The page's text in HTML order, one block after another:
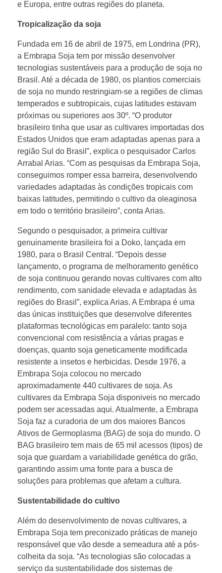
e Europa, entre outras regiões do planeta.
Tropicalização da soja
Fundada em 16 de abril de 1975, em Londrina (PR),
a Embrapa Soja tem por missão desenvolver
tecnologias sustentáveis para a produção de soja no
Brasil. Até a década de 1980, os plantios comerciais
de soja no mundo restringiam-se a regiões de climas
temperados e subtropicais, cujas latitudes estavam
próximas ou superiores aos 30º. “O produtor
brasileiro tinha que usar as cultivares importadas dos
Estados Unidos que eram adaptadas apenas para a
região Sul do Brasil”, explica o pesquisador Carlos
Arrabal Arias. “Com as pesquisas da Embrapa Soja,
conseguimos romper essa barreira, desenvolvendo
variedades adaptadas às condições tropicais com
baixas latitudes, permitindo o cultivo da oleaginosa
em todo o território brasileiro”, conta Arias.
Segundo o pesquisador, a primeira cultivar
genuinamente brasileira foi a Doko, lançada em
1980, para o Brasil Central. “Depois desse
lançamento, o programa de melhoramento genético
de soja continuou gerando novas cultivares com alto
rendimento, com sanidade elevada e adaptadas às
regiões do Brasil”, explica Arias. A Embrapa é uma
das únicas instituições que desenvolve diferentes
plataformas tecnológicas em paralelo: tanto soja
convencional com resistência a várias pragas e
doenças, quanto soja geneticamente modificada
resistente a insetos e herbicidas. Desde 1976, a
Embrapa Soja colocou no mercado
aproximadamente 440 cultivares de soja. As
cultivares da Embrapa Soja disponiveis no mercado
podem ser acessadas aqui. Atualmente, a Embrapa
Soja faz a curadoria de um dos maiores Bancos
Ativos de Germoplasma (BAG) de soja do mundo. O
BAG brasileiro tem mais de 65 mil acessos (tipos) de
soja que guardam a variabilidade genética do grão,
garantindo assim uma fonte para a busca de
soluções para problemas que afetam a cultura.
Sustentabilidade do cultivo
Além do desenvolvimento de novas cultivares, a
Embrapa Soja tem preconizado práticas de manejo
responsável que vão desde a semeadura até a pós-
colheita da soja. “As tecnologias são colocadas a
serviço da sustentabilidade dos sistemas de